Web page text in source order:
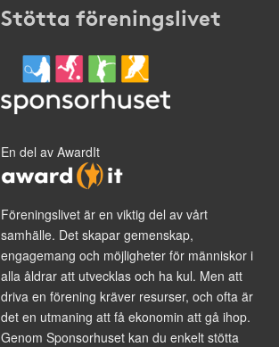
Stötta föreningslivet
En del av AwardIt
Föreningslivet är en viktig del av vårt
samhälle. Det skapar gemenskap,
engagemang och möjligheter för människor i
alla åldrar att utvecklas och ha kul. Men att
driva en förening kräver resurser, och ofta är
det en utmaning att få ekonomin att gå ihop.
Genom Sponsorhuset kan du enkelt stötta